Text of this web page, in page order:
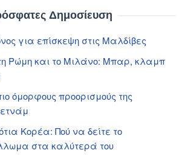
Δημοσίευση
για επίσκεψη στις Μαλδίβες
Ρώμη και το Μιλάνο: Μπαρ, κλαμπ
όμορφους προορισμούς της
Κορέα: Πού να δείτε το
στα καλύτερά του